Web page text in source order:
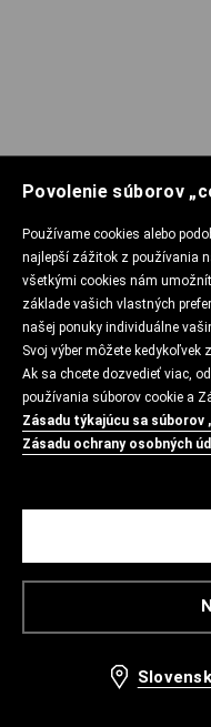
Povolenie súborov
Používame cookies alebo
najlepší zážitok z používania
všetkými cookies nám
základe vašich vlastných
našej ponuky individuálne
Svoj výber môžete
Ak sa chcete dozvedieť viac,
používania súborov cookie a
Zásadu týkajúcu sa súborov
Zásadu ochrany osobných